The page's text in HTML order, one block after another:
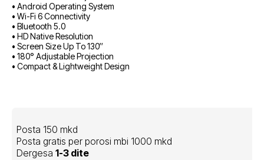
• Android Operating System
• Wi-Fi 6 Connectivity
• Bluetooth 5.0
• HD Native Resolution
• Screen Size Up To 130″
• 180° Adjustable Projection
• Compact & Lightweight Design
Posta 150 mkd
Posta gratis per porosi mbi 1000 mkd
Dergesa 1-3 dite